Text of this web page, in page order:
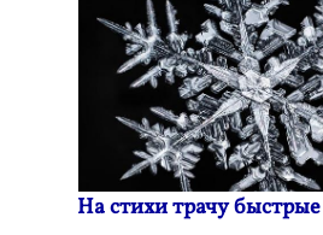
На стихи трачу